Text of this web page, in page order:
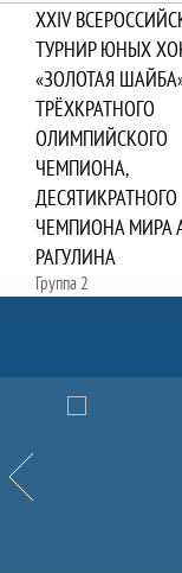
XXIV
ТУРНИР ЮНЫХ
«ЗОЛОТАЯ
ТРЁХКРАТНОГО
ОЛИМПИЙСКОГО
ЧЕМПИОНА,
ДЕСЯТИКРАТНОГО
ЧЕМПИОНА МИРА
РАГУЛИНА
Группа 2
Назад
Партнёры